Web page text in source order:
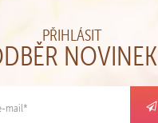
PŘIHLÁSIT
NOVINEK